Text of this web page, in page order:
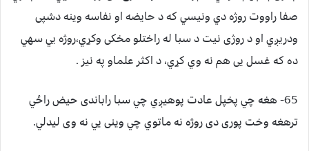
صفا راووت روژه دي ونيسي که د حايضه او نفاسه وينه دشپی
ودريږي او د روژی نيت د سبا له راختلو مخکی وکړي،روژه يي سهي
ده که غسل یی هم نه وي کړي، د اکثر علماو په نيز .
65- هغه چي پخپل عادت پوهيږي چي سبا راباندی حيض راځي
ترهغه وخت پوری دی روژه نه ماتوي چي وينی يي نه وی ليدلي.